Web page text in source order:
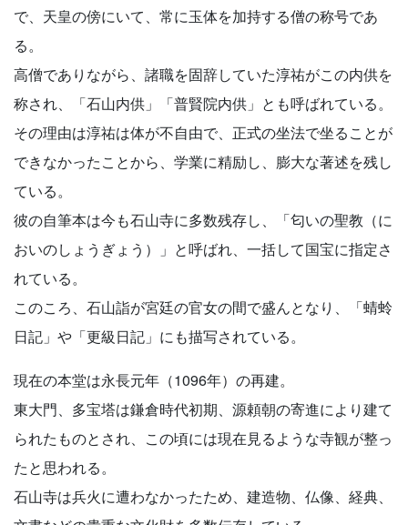
で、天皇の傍にいて、常に玉体を加持する僧の称号であ
る。
高僧でありながら、諸職を固辞していた淳祐がこの内供を
称され、「石山内供」「普賢院内供」とも呼ばれている。
その理由は淳祐は体が不自由で、正式の坐法で坐ることが
できなかったことから、学業に精励し、膨大な著述を残し
ている。
彼の自筆本は今も石山寺に多数残存し、「匂いの聖教（に
おいのしょうぎょう）」と呼ばれ、一括して国宝に指定さ
れている。
このころ、石山詣が宮廷の官女の間で盛んとなり、「蜻蛉
日記」や「更級日記」にも描写されている。
現在の本堂は永長元年（1096年）の再建。
東大門、多宝塔は鎌倉時代初期、源頼朝の寄進により建て
られたものとされ、この頃には現在見るような寺観が整っ
たと思われる。
石山寺は兵火に遭わなかったため、建造物、仏像、経典、